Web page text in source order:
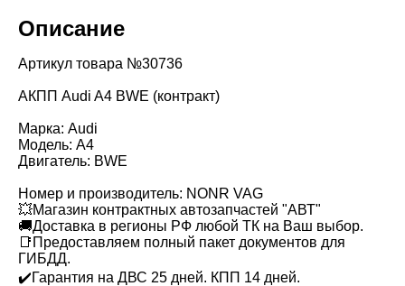
Описание
Артикул товара №30736
АКПП Audi A4 BWE (контракт)
Марка: Audi
Модель: A4
Двигатель: BWE
Номер и производитель: NONR VAG
💥Магазин контрактных автозапчастей "АВТ"
🚚Доставка в регионы РФ любой ТК на Ваш выбор.
📑Предоставляем полный пакет документов для
ГИБДД.
✔️Гарантия на ДВС 25 дней. КПП 14 дней.